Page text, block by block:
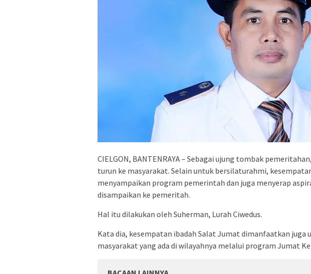
CIELGON, BANTENRAYA – Sebagai ujung tombak
turun ke masyarakat. Selain untuk bersilaturahmi,
menyampaikan program pemerintah dan juga menyerap
disampaikan ke pemeritah.
Hal itu dilakukan oleh Suherman, Lurah Ciwedus.
Kata dia, kesempatan ibadah Salat Jumat dimanfaatkan
masyarakat yang ada di wilayahnya melalui program Jumat